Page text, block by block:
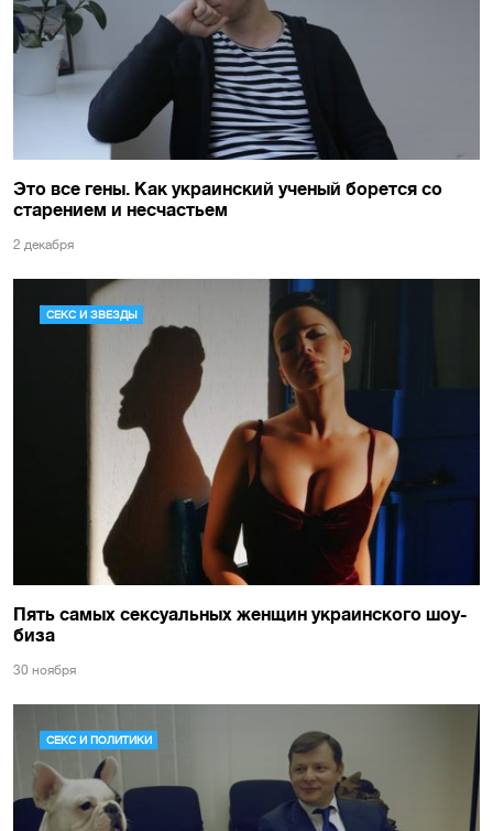
Это все гены. Как украинский ученый борется со
старением и несчастьем
2 декабря
СЕКС И ЗВЕЗДЫ
Пять самых сексуальных женщин украинского шоу-
биза
30 ноября
СЕКС И ПОЛИТИКИ